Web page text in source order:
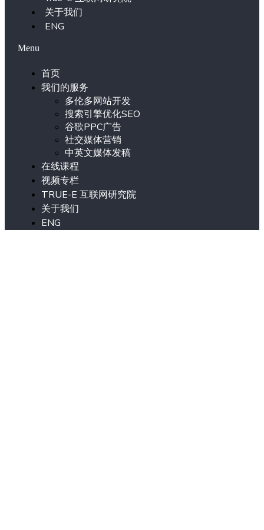
关于我们
ENG
Menu
首页
我们的服务
多伦多网站开发
搜索引擎优化SEO
谷歌PPC广告
社交媒体营销
中英文媒体发稿
在线课程
视频专栏
TRUE-E 互联网研究院
关于我们
ENG